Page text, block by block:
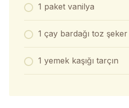
1 paket vanilya
1 çay bardağı toz şeker
1 yemek kaşığı tarçın